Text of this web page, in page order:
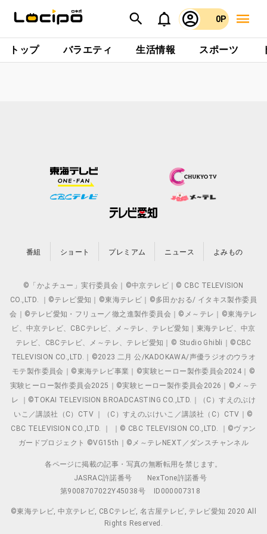
0P
トップ バラエティ 生活情報 スポーツ
番組 ショート プレミアム ニュース よみもの
©「かよチュー」実行委員会｜©中京テレビ｜© CBC TELEVISION
CO.,LTD. ｜©テレビ愛知｜©東海テレビ｜©多田かおる/ イタキス製作委員
会｜©テレビ愛知・フリュー／徹之進製作委員会｜©メ～テレ｜©東海テレ
ビ、中京テレビ、CBCテレビ、メ～テレ、テレビ愛知｜東海テレビ、中京
テレビ、CBCテレビ、メ～テレ、テレビ愛知｜© Studio Ghibli｜©CBC
TELEVISION CO.,LTD.｜©2023 二月 公/KADOKAWA/声優ラジオのウラオ
モテ製作委員会｜©東海テレビ事業｜©実験ヒーロー製作委員会2024｜©
実験ヒーロー製作委員会2025｜©実験ヒーロー製作委員会2026｜©メ～テ
レ ｜©TOKAI TELEVISION BROADCASTING CO.,LTD.｜（C）すえのぶけ
いこ／講談社（C）CTV ｜（C）すえのぶけいこ／講談社（C）CTV｜©
CBC TELEVISION CO.,LTD. ｜ ｜© CBC TELEVISION CO.,LTD. ｜©ヴァン
ガードプロジェクト ©VG15th｜©メ～テレNEXT／ダンスチャンネル
各ページに掲載の記事・写真の無断転用を禁じます。
JASRAC許諾番号
NexTone許諾番号
第9008707022Y45038号
ID000007318
©東海テレビ, 中京テレビ, CBCテレビ, 名古屋テレビ, テレビ愛知 2020 All
Rights Reserved.